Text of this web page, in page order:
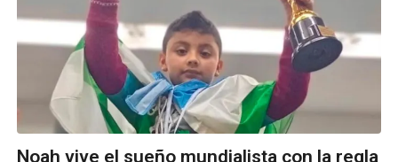
Noah vive el sueño mundialista con la regla